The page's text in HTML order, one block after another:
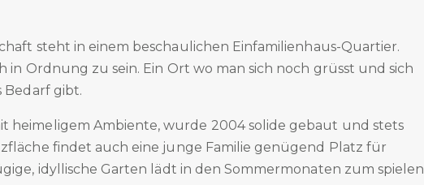
steht in einem beschaulichen Einfamilienhaus-Quartier.
in Ordnung zu sein. Ein Ort wo man sich noch grüsst und sich
Bedarf gibt.
heimeligem Ambiente, wurde 2004 solide gebaut und stets
findet auch eine junge Familie genügend Platz für
idyllische Garten lädt in den Sommermonaten zum spielen